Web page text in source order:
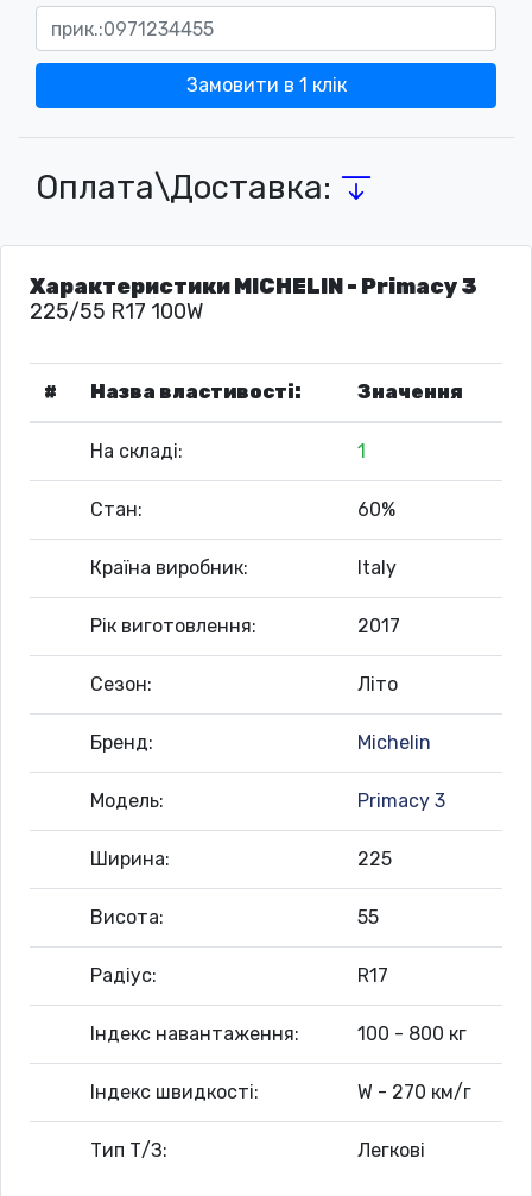
Замовити в 1 клік
Оплата\Доставка:
Характеристики MICHELIN - Primacy 3
225/55 R17 100W
# Назва властивості: Значення
На складі: 1
Стан: 60%
Країна виробник: Italy
Рік виготовлення: 2017
Сезон: Літо
Бренд: Michelin
Модель: Primacy 3
Ширина: 225
Висота: 55
Радіус: R17
Індекс навантаження: 100 - 800 кг
Індекс швидкості: W - 270 км/г
Тип Т/З: Легкові